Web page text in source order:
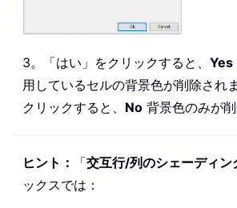
3。「はい」をクリックすると、 Yes
用しているセルの背景色が削除され
クリックすると、 No 背景色のみが削
ヒント： 「交互行/列のシェーディン
ックスでは：